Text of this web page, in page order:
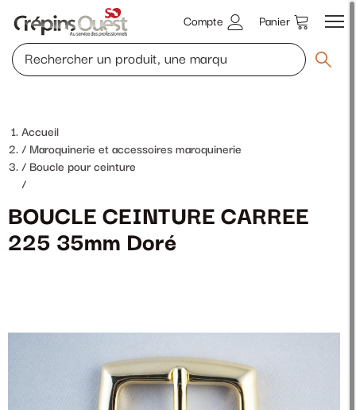
Compte Panier
Accueil
Maroquinerie et accessoires maroquinerie
Boucle pour ceinture
/
BOUCLE CEINTURE CARREE
225 35mm Doré